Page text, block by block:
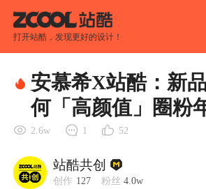
打开站酷，发现更好的设计！
安慕希X站酷：新
何「高颜值」圈粉
2.6w 1 52
站酷共创
创作 127 粉丝 4.0w